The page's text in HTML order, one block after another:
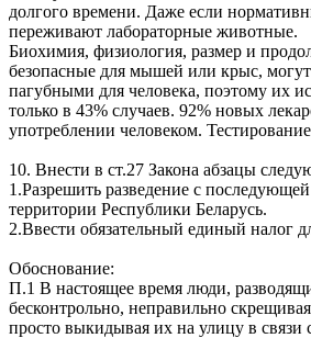
долгого времени. Даже если
переживают лабораторные животные.
Биохимия, физиология, размер и
безопасные для мышей или крыс,
пагубными для человека, поэтому их
только в 43% случаев. 92% новых
употреблении человеком.
10. Внести в ст.27 Закона абзацы
1.Разрешить разведение с
территории Республики Беларусь.
2.Ввести обязательный единый налог
Обоснование:
П.1 В настоящее время люди,
бесконтрольно, неправильно
просто выкидывая их на улицу в